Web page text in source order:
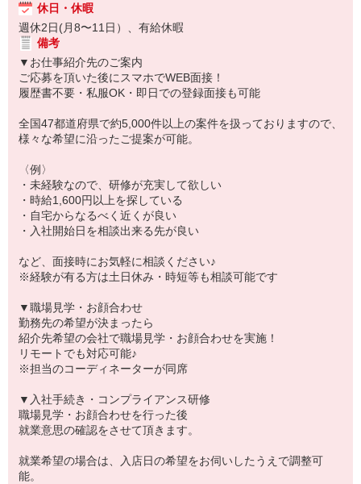
休日・休暇
週休2日(月8〜11日）、有給休暇
備考
▼お仕事紹介先のご案内
ご応募を頂いた後にスマホでWEB面接！
履歴書不要・私服OK・即日での登録面接も可能
全国47都道府県で約5,000件以上の案件を扱っておりますので、
様々な希望に沿ったご提案が可能。
〈例〉
・未経験なので、研修が充実して欲しい
・時給1,600円以上を探している
・自宅からなるべく近くが良い
・入社開始日を相談出来る先が良い
など、面接時にお気軽に相談ください♪
※経験が有る方は土日休み・時短等も相談可能です
▼職場見学・お顔合わせ
勤務先の希望が決まったら
紹介先希望の会社で職場見学・お顔合わせを実施！
リモートでも対応可能♪
※担当のコーディネーターが同席
▼入社手続き・コンプライアンス研修
職場見学・お顔合わせを行った後
就業意思の確認をさせて頂きます。
就業希望の場合は、入店日の希望をお伺いしたうえで調整可
能。